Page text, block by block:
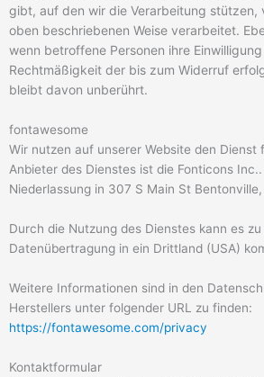
gibt, auf den wir die Verarbeitung stützen,
oben beschriebenen Weise verarbeitet.
wenn betroffene Personen ihre
Rechtmäßigkeit der bis zum Widerruf
bleibt davon unberührt.
fontawesome
Wir nutzen auf unserer Website den Dienst
Anbieter des Dienstes ist die Fonticons
Niederlassung in 307 S Main St
Durch die Nutzung des Dienstes kann es
Datenübertragung in ein Drittland (USA)
Weitere Informationen sind in den
Herstellers unter folgender URL zu finden:
https://fontawesome.com/privacy
Kontaktformular